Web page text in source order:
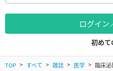
ログイン
初めて
TOP すべて 雑誌 医学 臨床